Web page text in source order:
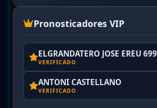
Pronosticadores VIP
ELGRANDATERO JOSE EREU 699
VERIFICADO
ANTONI CASTELLANO
VERIFICADO